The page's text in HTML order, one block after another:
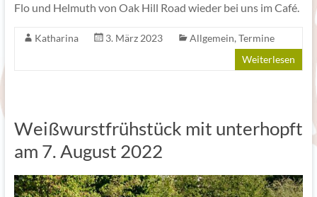
Flo und Helmuth von Oak Hill Road wieder bei uns im Café.
Katharina 3. März 2023 Allgemein, Termine
Weiterlesen
Weißwurstfrühstück mit unterhopft
am 7. August 2022